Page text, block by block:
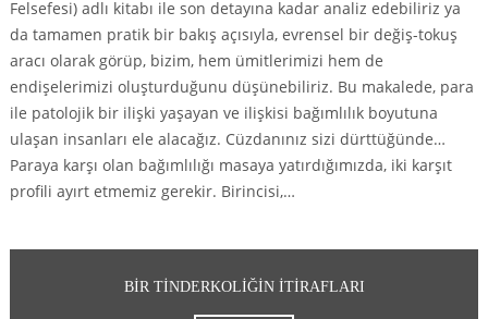
Felsefesi) adlı kitabı ile son detayına kadar analiz edebiliriz ya
da tamamen pratik bir bakış açısıyla, evrensel bir değiş-tokuş
aracı olarak görüp, bizim, hem ümitlerimizi hem de
endişelerimizi oluşturduğunu düşünebiliriz. Bu makalede, para
ile patolojik bir ilişki yaşayan ve ilişkisi bağımlılık boyutuna
ulaşan insanları ele alacağız. Cüzdanınız sizi dürttüğünde…
Paraya karşı olan bağımlılığı masaya yatırdığımızda, iki karşıt
profili ayırt etmemiz gerekir. Birincisi,…
BIR TINDERKOLIĞIN ITIRAFLARI